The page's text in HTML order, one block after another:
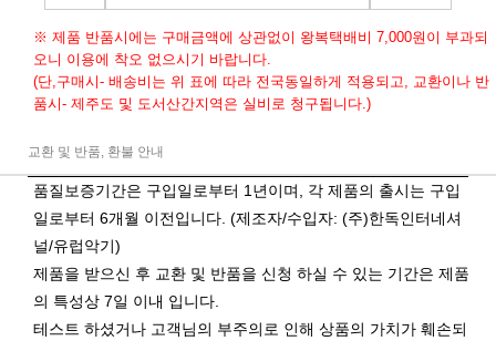
※ 제품 반품시에는 구매금액에 상관없이 왕복택배비 7,000원이 부과되
오니 이용에 착오 없으시기 바랍니다.
(단,구매시- 배송비는 위 표에 따라 전국동일하게 적용되고, 교환이나 반
품시- 제주도 및 도서산간지역은 실비로 청구됩니다.)
교환 및 반품, 환불 안내
품질보증기간은 구입일로부터 1년이며, 각 제품의 출시는 구입
일로부터 6개월 이전입니다. (제조자/수입자: (주)한독인터네셔
널/유럽악기)
제품을 받으신 후 교환 및 반품을 신청 하실 수 있는 기간은 제품
의 특성상 7일 이내 입니다.
테스트 하셨거나 고객님의 부주의로 인해 상품의 가치가 훼손되